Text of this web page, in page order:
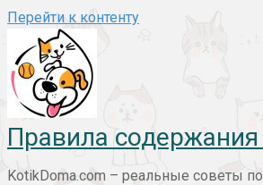
Перейти к контенту
Правила
KotikDoma.com – реальные советы